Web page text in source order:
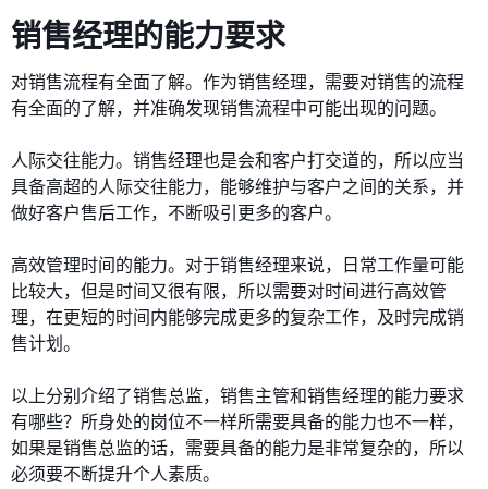
销售经理的能力要求
对销售流程有全面了解。作为销售经理，需要对销售的流程
有全面的了解，并准确发现销售流程中可能出现的问题。
人际交往能力。销售经理也是会和客户打交道的，所以应当
具备高超的人际交往能力，能够维护与客户之间的关系，并
做好客户售后工作，不断吸引更多的客户。
高效管理时间的能力。对于销售经理来说，日常工作量可能
比较大，但是时间又很有限，所以需要对时间进行高效管
理，在更短的时间内能够完成更多的复杂工作，及时完成销
售计划。
以上分别介绍了销售总监，销售主管和销售经理的能力要求
有哪些？所身处的岗位不一样所需要具备的能力也不一样，
如果是销售总监的话，需要具备的能力是非常复杂的，所以
必须要不断提升个人素质。